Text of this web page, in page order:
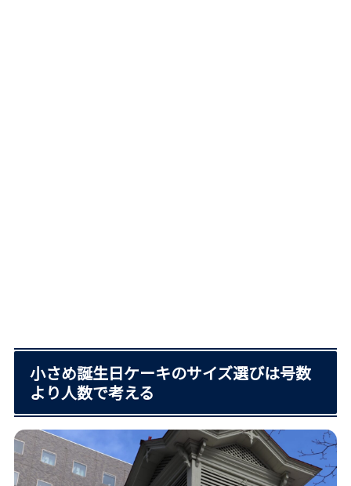
小さめ誕生日ケーキのサイズ選びは号数
より人数で考える